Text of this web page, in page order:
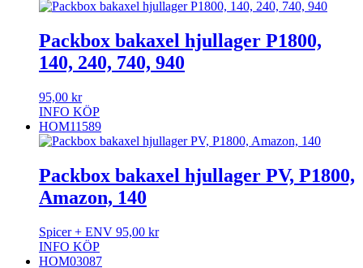
Packbox bakaxel hjullager P1800,
140, 240, 740, 940
95,00 kr
INFO KÖP
HOM11589
Packbox bakaxel hjullager PV, P1800,
Amazon, 140
Spicer + ENV 95,00 kr
INFO KÖP
HOM03087